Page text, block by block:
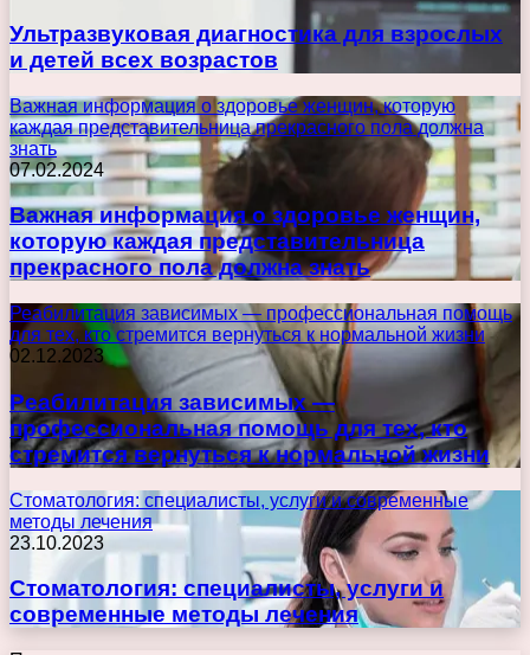
Ультразвуковая диагностика для взрослых
и детей всех возрастов
Важная информация о здоровье женщин, которую
каждая представительница прекрасного пола должна
знать
07.02.2024
Важная информация о здоровье женщин,
которую каждая представительница
прекрасного пола должна знать
Реабилитация зависимых — профессиональная помощь
для тех, кто стремится вернуться к нормальной жизни
02.12.2023
Реабилитация зависимых —
профессиональная помощь для тех, кто
стремится вернуться к нормальной жизни
Стоматология: специалисты, услуги и современные
методы лечения
23.10.2023
Стоматология: специалисты, услуги и
современные методы лечения